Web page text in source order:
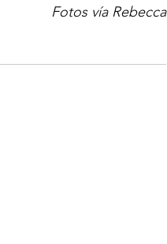
Fotos vía Rebecca